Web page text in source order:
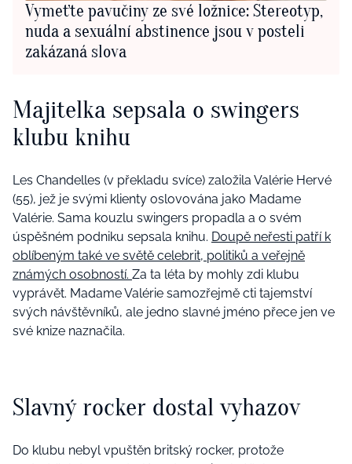
Vymeťte pavučiny ze své ložnice: Stereotyp,
nuda a sexuální abstinence jsou v posteli
zakázaná slova
Majitelka sepsala o swingers
klubu knihu
Les Chandelles (v překladu svíce) založila Valérie Hervé
(55), jež je svými klienty oslovována jako Madame
Valérie. Sama kouzlu swingers propadla a o svém
úspěšném podniku sepsala knihu. Doupě neřesti patří k
oblíbeným také ve světě celebrit, politiků a veřejně
známých osobností. Za ta léta by mohly zdi klubu
vyprávět. Madame Valérie samozřejmě cti tajemství
svých návštěvníků, ale jedno slavné jméno přece jen ve
své knize naznačila.
Slavný rocker dostal vyhazov
Do klubu nebyl vpuštěn britský rocker, protože